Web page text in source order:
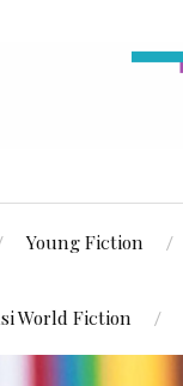
Young Fiction
World Fiction